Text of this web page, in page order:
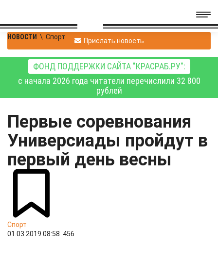
НОВОСТИ \ Спорт Прислать новость
ФОНД ПОДДЕРЖКИ САЙТА "КРАСРАБ.РУ":
с начала 2026 года читатели перечислили 32 800
рублей
Первые соревнования
Универсиады пройдут в
первый день весны
Спорт
01.03.2019 08:58 456